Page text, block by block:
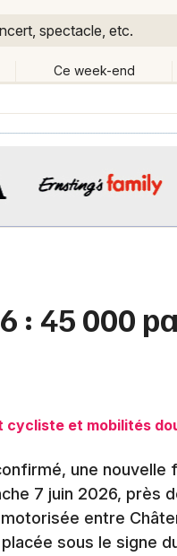
spectacle, etc.
Ce week-end
Grands
Sports
Soirées
Bordeaux
Lyon
Nantes
Nice
: 45 000
cycliste et mobilités
une
7 juin 2026,
entre
sous le signe